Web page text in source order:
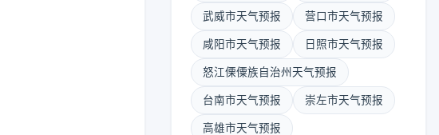
武威市天气预报 营口市天气预报
咸阳市天气预报 日照市天气预报
怒江傈僳族自治州天气预报
台南市天气预报 崇左市天气预报
高雄市天气预报